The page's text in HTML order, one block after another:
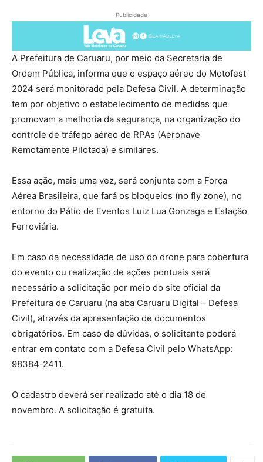
Publicidade
A Prefeitura de Caruaru, por meio da Secretaria de
Ordem Pública, informa que o espaço aéreo do Motofest
2024 será monitorado pela Defesa Civil. A determinação
tem por objetivo o estabelecimento de medidas que
promovam a melhoria da segurança, na organização do
controle de tráfego aéreo de RPAs (Aeronave
Remotamente Pilotada) e similares.
Essa ação, mais uma vez, será conjunta com a Força
Aérea Brasileira, que fará os bloqueios (no fly zone), no
entorno do Pátio de Eventos Luiz Lua Gonzaga e Estação
Ferroviária.
Em caso da necessidade de uso do drone para cobertura
do evento ou realização de ações pontuais será
necessário a solicitação por meio do site oficial da
Prefeitura de Caruaru (na aba Caruaru Digital – Defesa
Civil), através da apresentação de documentos
obrigatórios. Em caso de dúvidas, o solicitante poderá
entrar em contato com a Defesa Civil pelo WhatsApp:
98384-2411.
O cadastro deverá ser realizado até o dia 18 de
novembro. A solicitação é gratuita.